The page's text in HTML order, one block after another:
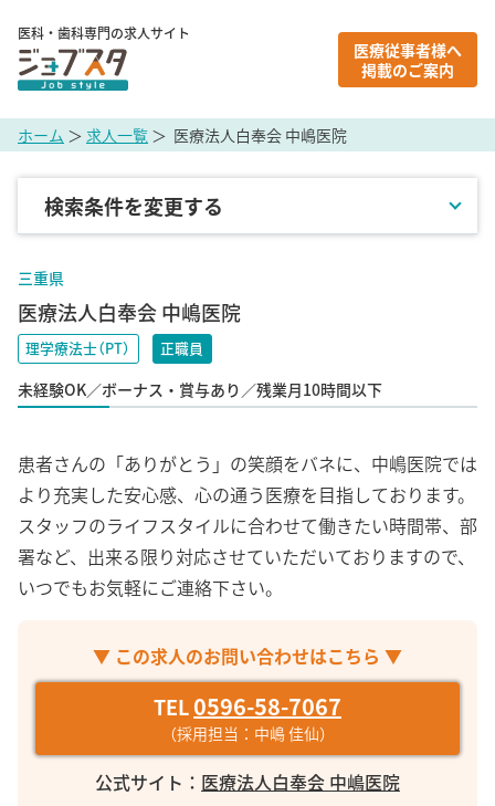
医科・歯科専門の求人サイト
医療従事者様へ
掲載のご案内
ホーム ＞ 求人一覧 ＞ 医療法人白奉会 中嶋医院
三重県
医療法人白奉会 中嶋医院
理学療法士（PT） 正職員
未経験OK／ボーナス・賞与あり／残業月10時間以下
患者さんの「ありがとう」の笑顔をバネに、中嶋医院では
より充実した安心感、心の通う医療を目指しております。
スタッフのライフスタイルに合わせて働きたい時間帯、部
署など、出来る限り対応させていただいておりますので、
いつでもお気軽にご連絡下さい。
▼ この求人のお問い合わせはこちら ▼
TEL0596-58-7067
（採用担当：中嶋 佳仙）
公式サイト： 医療法人白奉会 中嶋医院
検索条件を変更する
職種
雇用形態
こだわり条件
オープニングスタッフ
ブランクOK
未経験OK
年間休日120日以上
残業月10時間以下
40代以上活躍中
産休・育休取得実績あり
セミナー支援・資格取得支援あり